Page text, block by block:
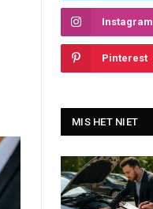
Instagram
Pinterest
MIS HET NIET